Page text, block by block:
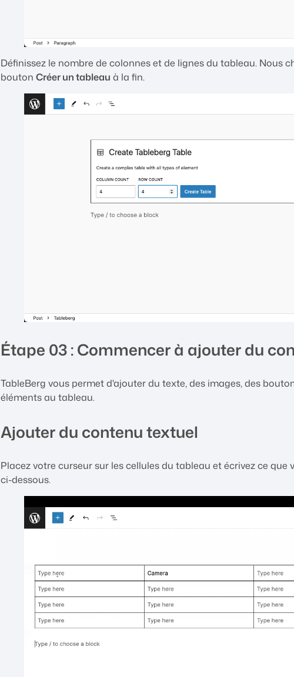
Définissez le nombre de colonnes et de lignes du tableau. Nous
boutonCréer un tableau à la fin.
Étape 03 : Commencer à ajouter du
TableBerg vous permet d'ajouter du texte, des images, des
éléments au tableau.
Ajouter du contenu textuel
Placez votre curseur sur les cellules du tableau et écrivez ce que
ci-dessous.